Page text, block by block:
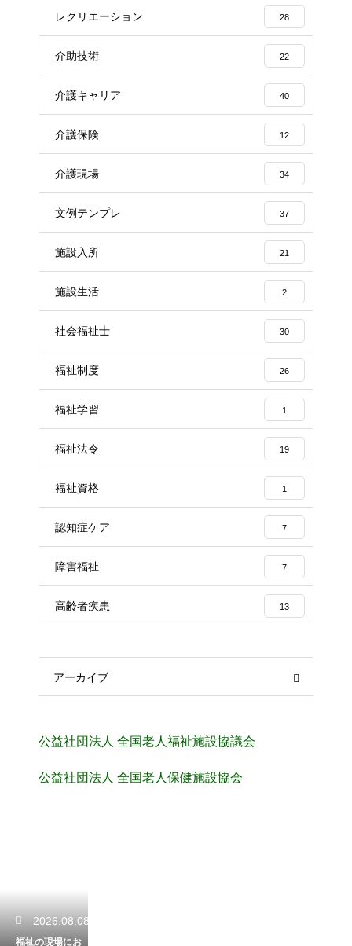
レクリエーション 28
介助技術 22
介護キャリア 40
介護保険 12
介護現場 34
文例テンプレ 37
施設入所 21
施設生活 2
社会福祉士 30
福祉制度 26
福祉学習 1
福祉法令 19
福祉資格 1
認知症ケア 7
障害福祉 7
高齢者疾患 13
アーカイブ
公益社団法人 全国老人福祉施設協議会
公益社団法人 全国老人保健施設協会
2026.08.08
福祉の現場にお